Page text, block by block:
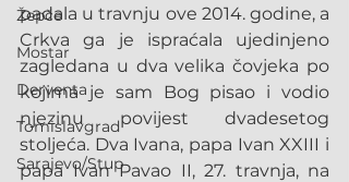
Žepče
Mostar
Derventa
Tomislavgrad
Sarajevo/Stup
padala u travnju ove 2014. godine, a
Crkva ga je ispraćala ujedinjeno
zagledana u dva velika čovjeka po
kojima je sam Bog pisao i vodio
njezinu povijest dvadesetog
stoljeća. Dva Ivana, papa Ivan XXIII i
papa Ivan Pavao II, 27. travnja, na